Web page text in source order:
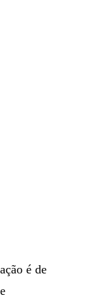
é de